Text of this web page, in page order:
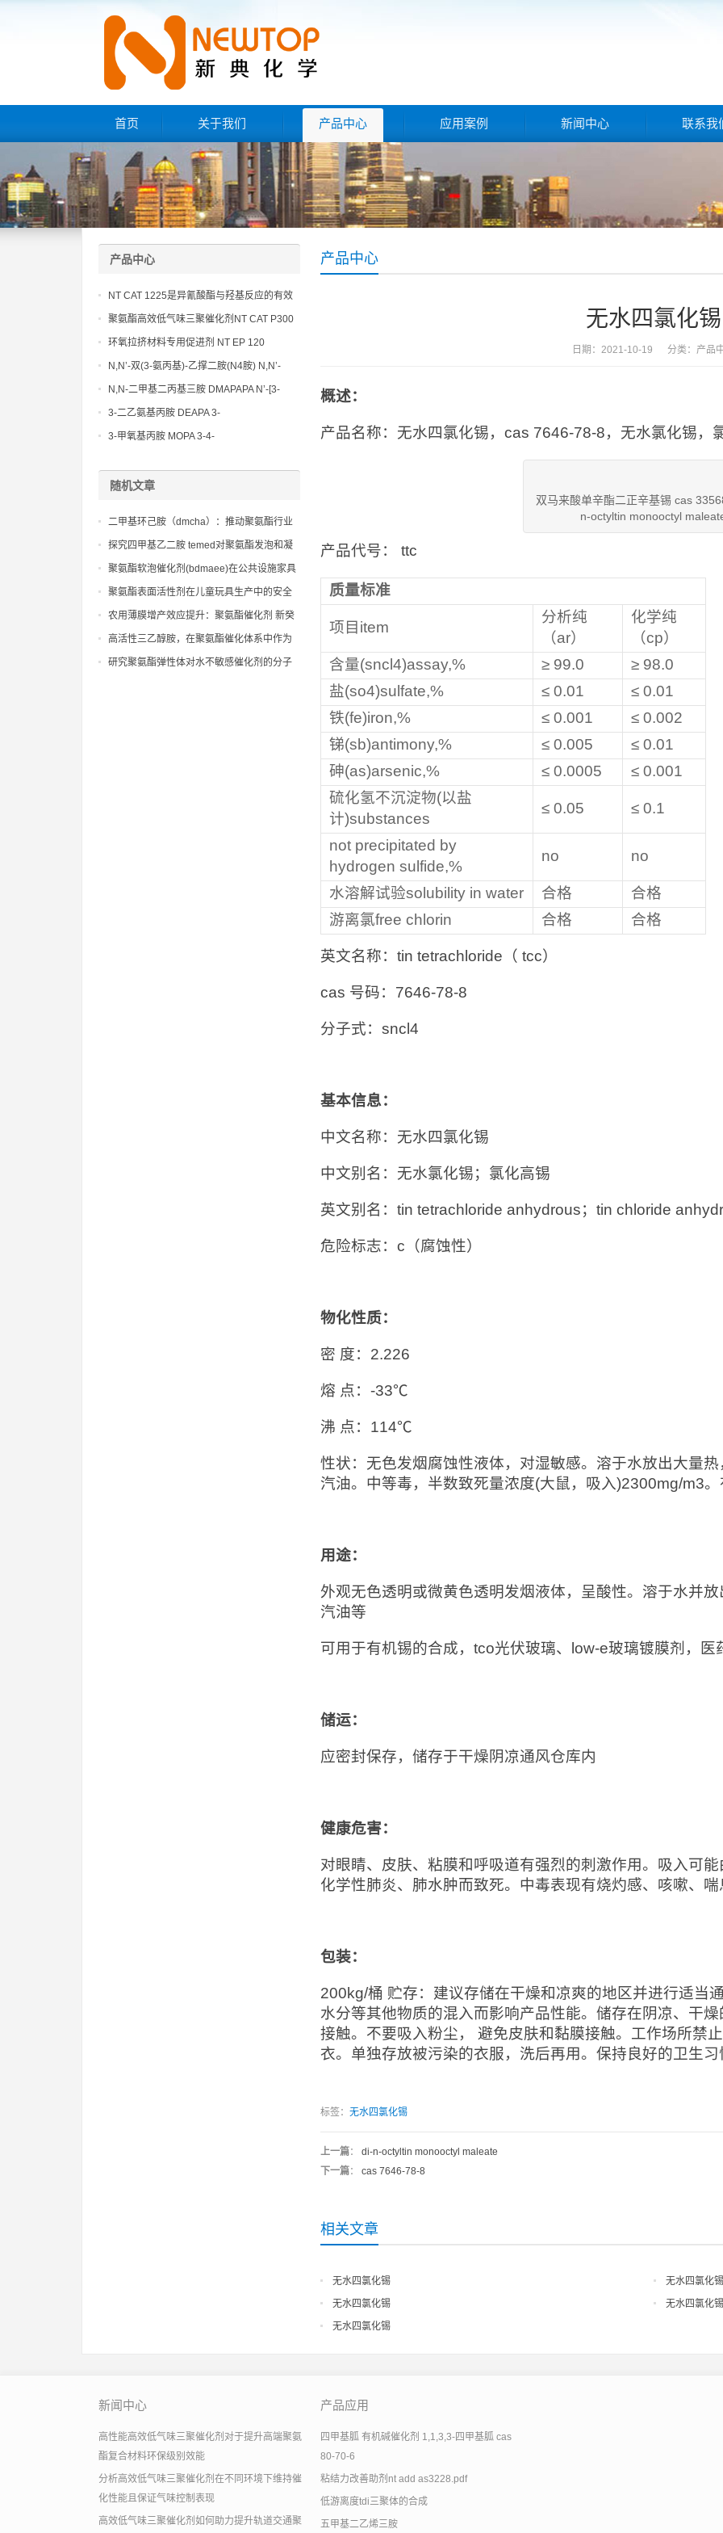
首页 关于我们 产品中心 应用案例 新闻中心 联系我
产品中心
无水四氯化锡
日期：2021-10-19 分类： 产品
概述：
产品名称：无水四氯化锡，cas 7646-78-8，无水氯化锡，
双马来酸单辛酯二正辛基锡 cas
n-octyltin monooctyl
产品代号： ttc
质量标准
项目item
分析纯
（ar）
化学纯
（cp）
含量(sncl4)assay,%
≥ 99.0
≥ 98.0
盐(so4)sulfate,%
≤ 0.01
≤ 0.01
铁(fe)iron,%
≤ 0.001
≤ 0.002
锑(sb)antimony,%
≤ 0.005
≤ 0.01
砷(as)arsenic,%
≤ 0.0005
≤ 0.001
硫化氢不沉淀物(以盐
计)substances
≤ 0.05 ≤ 0.1
not precipitated by
hydrogen sulfide,%
no no
水溶解试验solubility in water 合格
合格
游离氯free chlorin
合格 合格
英文名称：tin tetrachloride（ tcc）
cas 号码：7646-78-8
分子式：sncl4
基本信息：
中文名称：无水四氯化锡
中文别名：无水氯化锡；氯化高锡
英文别名：tin tetrachloride anhydrous；tin chloride
危险标志：c（腐蚀性）
物化性质：
密 度：2.226
熔 点：-33℃
沸 点：114℃
性状：无色发烟腐蚀性液体，对湿敏感。溶于水放出大量
汽油。中等毒，半数致死量浓度(大鼠，吸入)2300mg/m3
用途：
外观无色透明或微黄色透明发烟液体，呈酸性。溶于水并
汽油等
可用于有机锡的合成，tco光伏玻璃、low-e玻璃镀膜剂，
储运：
应密封保存，储存于干燥阴凉通风仓库内
健康危害：
对眼睛、皮肤、粘膜和呼吸道有强烈的刺激作用。吸入可
化学性肺炎、肺水肿而致死。中毒表现有烧灼感、咳嗽、
包装：
200kg/桶 贮存：建议存储在干燥和凉爽的地区并进行适当
水分等其他物质的混入而影响产品性能。储存在阴凉、干
接触。不要吸入粉尘， 避免皮肤和黏膜接触。工作场所禁
衣。单独存放被污染的衣服，洗后再用。保持良好的卫生习
标签： 无水四氯化锡
上一篇： di-n-octyltin monooctyl maleate
下一篇： cas 7646-78-8
相关文章
无水四氯化锡
无水四氯化锡
无水四氯化锡
无水四氯化锡
无水四氯化锡
产品中心
NT CAT 1225是异氰酸酯与羟基反应的有效
催化剂
聚氨酯高效低气味三聚催化剂NT CAT P300
环氧拉挤材料专用促进剂 NT EP 120
N,N’-双(3-氨丙基)-乙撑二胺(N4胺) N,N’-
Bis(3-aminopropyl)-ethylenediamine CAS
No10563-26-5
N,N-二甲基二丙基三胺 DMAPAPA N’-[3-
(dimethylamino)propyllpropane-1,3-
diamine CAS No10563-29-8
3-二乙氨基丙胺 DEAPA 3-
(Diethylamino)propylamine CAS No 104-
3-甲氧基丙胺 MOPA 3-4-
随机文章
二甲基环己胺（dmcha）：推动聚氨酯行业
向更绿色方向发展的动力
探究四甲基乙二胺 temed对聚氨酯发泡和凝
胶反应的协同催化作用
聚氨酯软泡催化剂(bdmaee)在公共设施家具
中的应用
聚氨酯表面活性剂在儿童玩具生产中的安全
性考量：符合国际标准的佳实践
农用薄膜增产效应提升：聚氨酯催化剂 新癸
酸锌在农业中的实际应用效果
高活性三乙醇胺，在聚氨酯催化体系中作为
辅助催化剂，提升反应速度
研究聚氨酯弹性体对水不敏感催化剂的分子
新闻中心
高性能高效低气味三聚催化剂对于提升高端聚氨
酯复合材料环保级别效能
分析高效低气味三聚催化剂在不同环境下维持催
化性能且保证气味控制表现
高效低气味三聚催化剂如何助力提升轨道交通聚
产品应用
四甲基胍 有机碱催化剂 1,1,3,3-四甲基胍 cas
80-70-6
粘结力改善助剂nt add as3228.pdf
低游离度tdi三聚体的合成
五甲基二乙烯三胺